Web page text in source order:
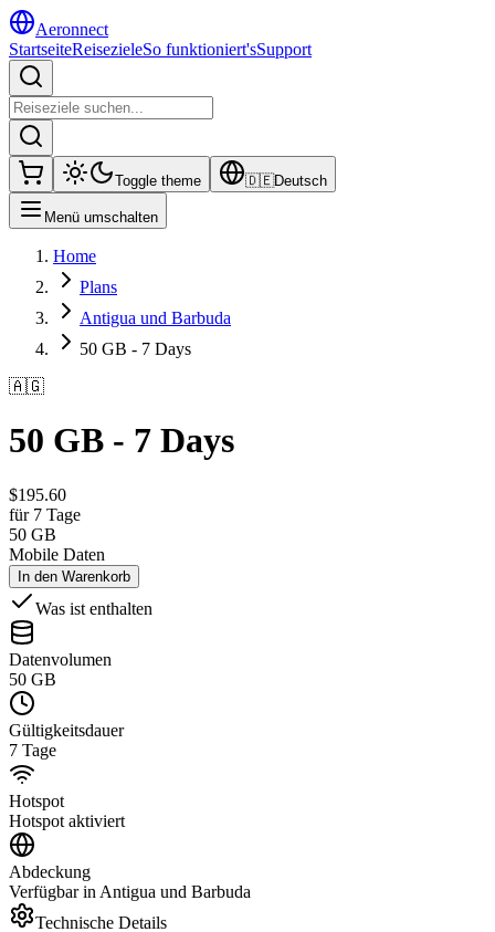
Aeronnect
StartseiteReisezieleSo funktioniert'sSupport
Toggle theme 🇩🇪Deutsch
Menü umschalten
Home
Plans
Antigua und Barbuda
50 GB - 7 Days
🇦🇬
50 GB - 7 Days
$195.60
für 7 Tage
50 GB
Mobile Daten
In den Warenkorb
Was ist enthalten
Datenvolumen
50 GB
Gültigkeitsdauer
7 Tage
Hotspot
Hotspot aktiviert
Abdeckung
Verfügbar in Antigua und Barbuda
Technische Details